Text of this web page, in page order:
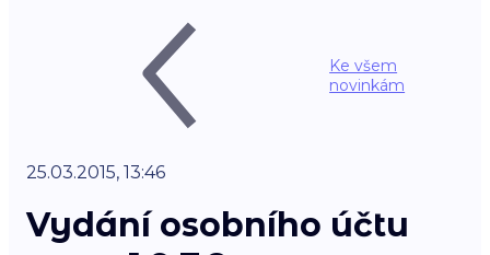
Ke všem
novinkám
25.03.2015, 13:46
Vydání osobního účtu